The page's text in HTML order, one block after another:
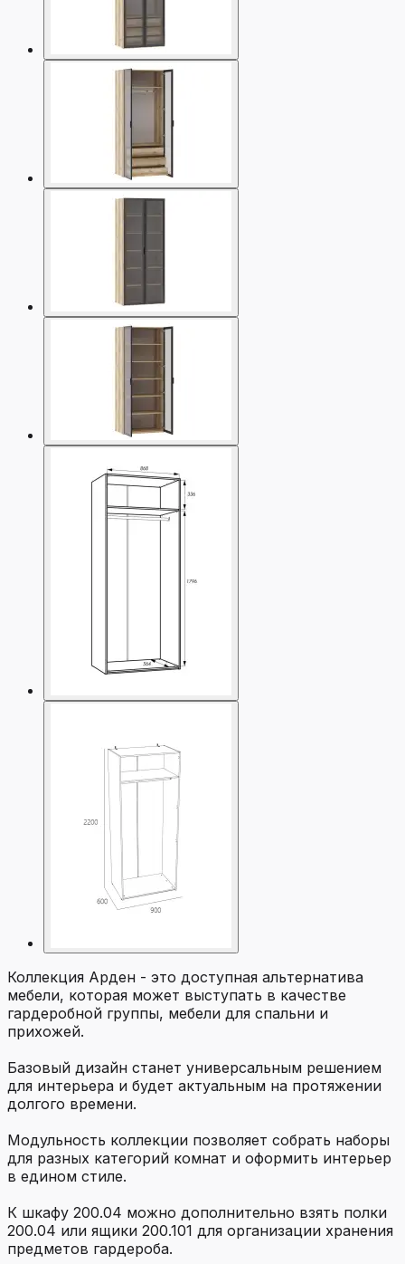
Коллекция Арден - это доступная альтернатива
мебели, которая может выступать в качестве
гардеробной группы, мебели для спальни и
прихожей.
Базовый дизайн станет универсальным решением
для интерьера и будет актуальным на протяжении
долгого времени.
Модульность коллекции позволяет собрать наборы
для разных категорий комнат и оформить интерьер
в едином стиле.
К шкафу 200.04 можно дополнительно взять полки
200.04 или ящики 200.101 для организации хранения
предметов гардероба.